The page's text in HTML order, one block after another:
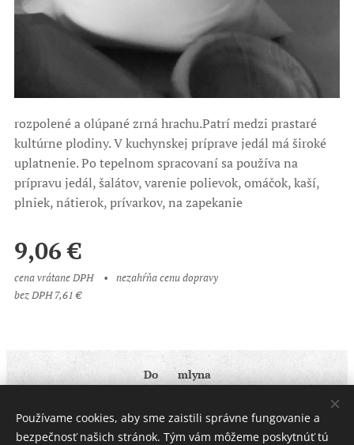
rozpolené a olúpané zrná hrachu.Patrí medzi prastaré
kultúrne plodiny. V kuchynskej príprave jedál má široké
uplatnenie. Po tepelnom spracovaní sa používa na
prípravu jedál, šalátov, varenie polievok, omáčok, kaší,
plniek, nátierok, prívarkov, na zapekanie
9,06€
cena vrátane DPH
nezahŕňa cenu dopravy
bez DPH 7,61 €
Do ♥ mlyna
Cookies
Používame cookies, aby sme zaistili správne fungovanie a
bezpečnosť našich stránok. Tým vám môžeme poskytnúť tú